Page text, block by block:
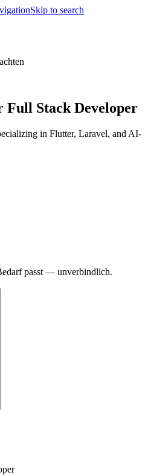
Skip to search
Full Stack Developer
in Flutter, Laravel, and AI-
passt — unverbindlich.